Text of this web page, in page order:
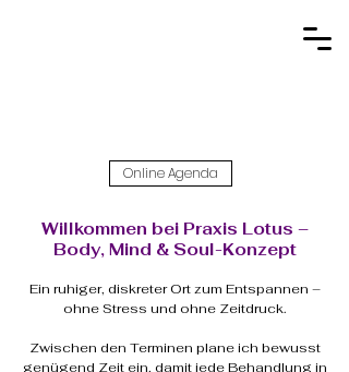
Online Agenda
Willkommen bei Praxis Lotus –
Body, Mind & Soul-Konzept
Ein ruhiger, diskreter Ort zum Entspannen –
ohne Stress und ohne Zeitdruck.
Zwischen den Terminen plane ich bewusst
genügend Zeit ein, damit jede Behandlung in